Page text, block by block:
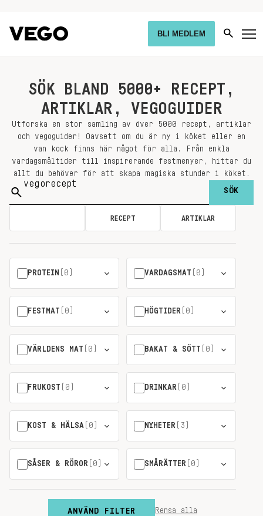
BLI MEDLEM
SÖK BLAND 5000+ RECEPT,
ARTIKLAR, VEGOGUIDER
Utforska en stor samling av över 5000 recept, artiklar
och vegoguider! Oavsett om du är ny i köket eller en
van kock finns här något för alla. Från enkla
vardagsmåltider till inspirerande festmenyer, hittar du
allt du behöver för att skapa magiska stunder i köket.
Sök
på:
RECEPT ARTIKLAR
PROTEIN (0) VARDAGSMAT (0)
FESTMAT (0) HÖGTIDER (0)
VÄRLDENS MAT (0) BAKAT & SÖTT (0)
FRUKOST (0) DRINKAR (0)
KOST & HÄLSA (0) NYHETER (3)
SÅSER & RÖROR (0) SMÅRÄTTER (0)
ANVÄND FILTER Rensa alla